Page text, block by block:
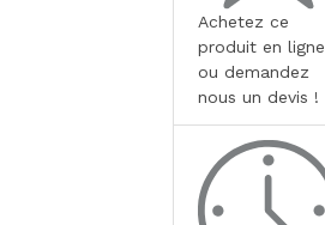
Achetez ce
produit en ligne
ou demandez
nous un devis !